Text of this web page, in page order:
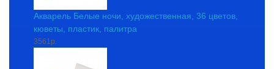
Акварель Белые ночи, художественная, 36 цветов,
кюветы, пластик, палитра
3561р.